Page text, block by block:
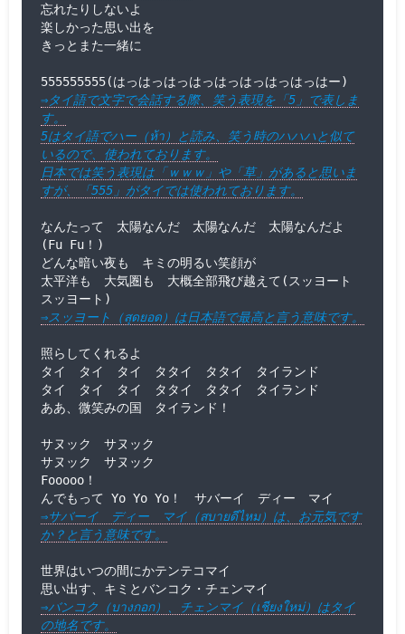
忘れたりしないよ
楽しかった思い出を
きっとまた一緒に
⇒タイ語で文字で会話する際、笑う表現を「5」で表しま
す。
5はタイ語でハー（ห้า）と読み、笑う時のハハハと似て
いるので、使われております。
日本では笑う表現は「ｗｗｗ」や「草」があると思いま
すが、「555」がタイでは使われております。
なんたって　太陽なんだ　太陽なんだ　太陽なんだよ
(Fu Fu！)
どんな暗い夜も　キミの明るい笑顔が
太平洋も　大気圏も　大概全部飛び越えて(スッヨート
⇒スッヨート（สุดยอด）は日本語で最高と言う意味です。
照らしてくれるよ
タイ　タイ　タイ　タタイ　タタイ　タイランド
タイ　タイ　タイ　タタイ　タタイ　タイランド
ああ、微笑みの国　タイランド！
サヌック　サヌック
サヌック　サヌック
Fooooo！
⇒サバーイ　ディー　マイ（สบายดีไหม）は、お元気です
か？と言う意味です。
世界はいつの間にかテンテコマイ
⇒バンコク（บางกอก）、チェンマイ（เชียงใหม่）はタイ
の地名です。